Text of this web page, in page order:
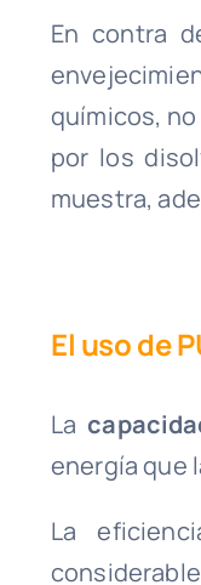
En contra
químicos,
por los
muestra,
El uso de
La
energía que
La